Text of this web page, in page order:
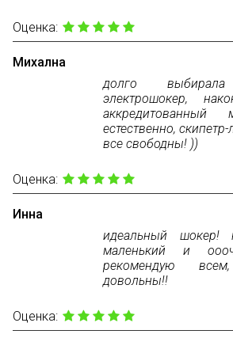
Оценка:
Михална
долго
электрошокер,
аккредитованный
естественно,
все свободны! ))
Оценка:
Инна
идеальный
маленький и
рекомендую
довольны!!
Оценка: